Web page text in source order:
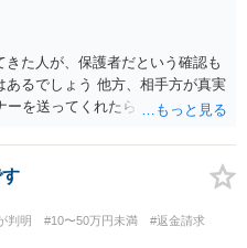
た人が、保護者だという確認も
るでしょう 他方、相手方が真実
ーを送ってくれたら自慰行為など
を触って欲しい、などの要望を
電子マネーを送信してしまいま
えてと言われたので教えたりと
うやりとりは、青少年条例違反
判明 #10〜50万円未満 #返金請求